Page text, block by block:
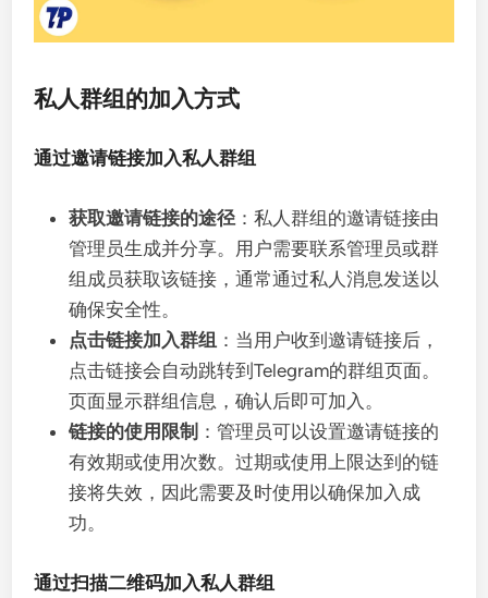
私人群组的加入方式
通过邀请链接加入私人群组
获取邀请链接的途径 ：私人群组的邀请链接由
管理员生成并分享。用户需要联系管理员或群
组成员获取该链接，通常通过私人消息发送以
确保安全性。
点击链接加入群组 ：当用户收到邀请链接后，
点击链接会自动跳转到Telegram的群组页面。
页面显示群组信息，确认后即可加入。
链接的使用限制 ：管理员可以设置邀请链接的
有效期或使用次数。过期或使用上限达到的链
接将失效，因此需要及时使用以确保加入成
功。
通过扫描二维码加入私人群组